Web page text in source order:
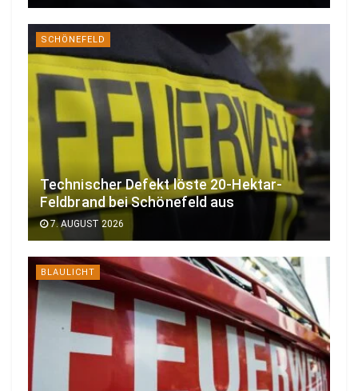
SCHÖNEFELD
Technischer Defekt löste 20-Hektar-
Feldbrand bei Schönefeld aus
7. AUGUST 2026
BLAULICHT